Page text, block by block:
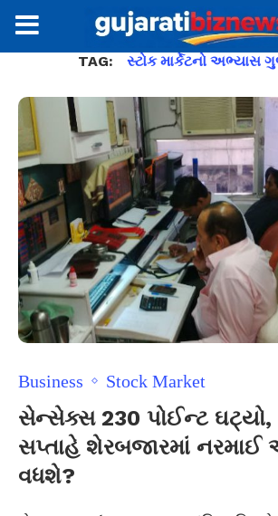
TAG: સ્ટોક માર્કેટનો અભ્યાસ
Business Stock Market
સેન્સેક્સ 230 પોઈન્ટ
સપ્તાહે શેરબજારમાં
વધશે?